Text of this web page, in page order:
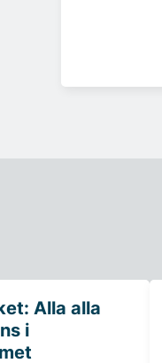
Alla alla
i